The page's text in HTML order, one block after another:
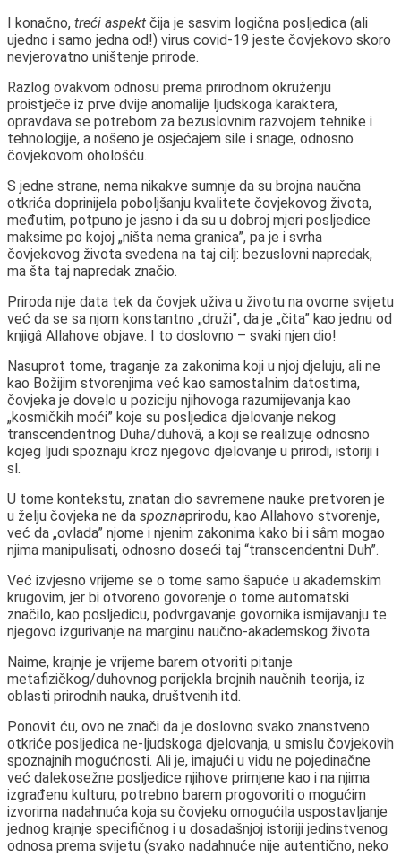
I konačno, treći aspekt čija je sasvim logična posljedica (ali
ujedno i samo jedna od!) virus covid-19 jeste čovjekovo skoro
nevjerovatno uništenje prirode.
Razlog ovakvom odnosu prema prirodnom okruženju
proistječe iz prve dvije anomalije ljudskoga karaktera,
opravdava se potrebom za bezuslovnim razvojem tehnike i
tehnologije, a nošeno je osjećajem sile i snage, odnosno
čovjekovom ohološću.
S jedne strane, nema nikakve sumnje da su brojna naučna
otkrića doprinijela poboljšanju kvalitete čovjekovog života,
međutim, potpuno je jasno i da su u dobroj mjeri posljedice
maksime po kojoj „ništa nema granica”, pa je i svrha
čovjekovog života svedena na taj cilj: bezuslovni napredak,
ma šta taj napredak značio.
Priroda nije data tek da čovjek uživa u životu na ovome svijetu
već da se sa njom konstantno „druži”, da je „čita” kao jednu od
knjigâ Allahove objave. I to doslovno – svaki njen dio!
Nasuprot tome, traganje za zakonima koji u njoj djeluju, ali ne
kao Božijim stvorenjima već kao samostalnim datostima,
čovjeka je dovelo u poziciju njihovoga razumijevanja kao
„kosmičkih moći” koje su posljedica djelovanje nekog
transcendentnog Duha/duhovâ, a koji se realizuje odnosno
kojeg ljudi spoznaju kroz njegovo djelovanje u prirodi, istoriji i
sl.
U tome kontekstu, znatan dio savremene nauke pretvoren je
u želju čovjeka ne da spoznaprirodu, kao Allahovo stvorenje,
već da „ovlada” njome i njenim zakonima kako bi i sâm mogao
njima manipulisati, odnosno doseći taj “transcendentni Duh”.
Već izvjesno vrijeme se o tome samo šapuće u akademskim
krugovim, jer bi otvoreno govorenje o tome automatski
značilo, kao posljedicu, podvrgavanje govornika ismijavanju te
njegovo izgurivanje na marginu naučno-akademskog života.
Naime, krajnje je vrijeme barem otvoriti pitanje
metafizičkog/duhovnog porijekla brojnih naučnih teorija, iz
oblasti prirodnih nauka, društvenih itd.
Ponovit ću, ovo ne znači da je doslovno svako znanstveno
otkriće posljedica ne-ljudskoga djelovanja, u smislu čovjekovih
spoznajnih mogućnosti. Ali je, imajući u vidu ne pojedinačne
već dalekosežne posljedice njihove primjene kao i na njima
izgrađenu kulturu, potrebno barem progovoriti o mogućim
izvorima nadahnuća koja su čovjeku omogućila uspostavljanje
jednog krajnje specifičnog i u dosadašnjoj istoriji jedinstvenog
odnosa prema svijetu (svako nadahnuće nije autentično, neko